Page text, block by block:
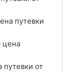
путевки
цена
от